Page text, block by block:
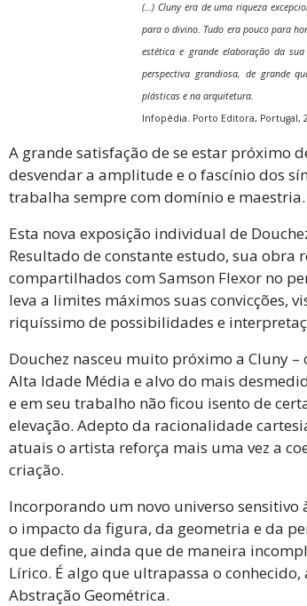
(…) Cluny era de uma riqueza
para o divino. Tudo era pouco para
estética e grande elaboração da
perspectiva grandiosa, de grande
plásticas e na arquitetura.
Infopédia. Porto Editora, Portugal,
A grande satisfação de se estar próximo
desvendar a amplitude e o fascínio dos
trabalha sempre com domínio e maestria.
Esta nova exposição individual de
Resultado de constante estudo, sua obra
compartilhados com Samson Flexor no
leva a limites máximos suas convicções,
riquíssimo de possibilidades e
Douchez nasceu muito próximo a Cluny
Alta Idade Média e alvo do mais
e em seu trabalho não ficou isento de
elevação. Adepto da racionalidade
atuais o artista reforça mais uma vez a
criação.
Incorporando um novo universo sensitivo
o impacto da figura, da geometria e da
que define, ainda que de maneira
Lírico. É algo que ultrapassa o
Abstração Geométrica.